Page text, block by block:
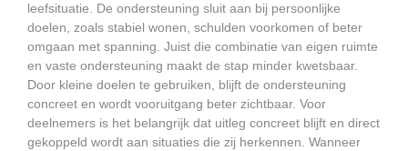
leefsituatie. De ondersteuning sluit aan bij persoonlijke
doelen, zoals stabiel wonen, schulden voorkomen of beter
omgaan met spanning. Juist die combinatie van eigen ruimte
en vaste ondersteuning maakt de stap minder kwetsbaar.
Door kleine doelen te gebruiken, blijft de ondersteuning
concreet en wordt vooruitgang beter zichtbaar. Voor
deelnemers is het belangrijk dat uitleg concreet blijft en direct
gekoppeld wordt aan situaties die zij herkennen. Wanneer